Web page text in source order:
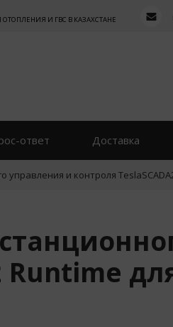
И ГВС В КАЗАХСТАНЕ
ответ Доставка
управления и контроля
Runtime